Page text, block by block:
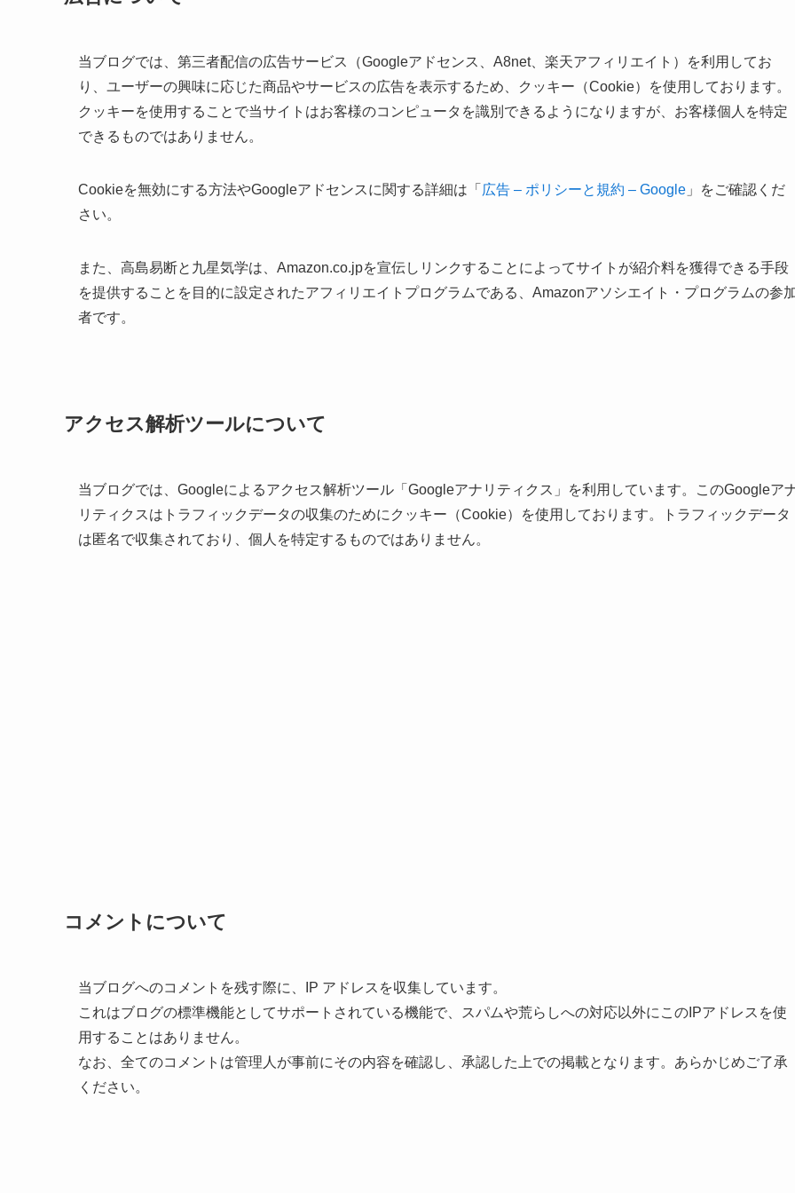
当ブログでは、第三者配信の広告サービス（Googleアドセンス、A8net、楽天アフィリエイト）を利用してお
り、ユーザーの興味に応じた商品やサービスの広告を表示するため、クッキー（Cookie）を使用しております。
クッキーを使用することで当サイトはお客様のコンピュータを識別できるようになりますが、お客様個人を特定
できるものではありません。
Cookieを無効にする方法やGoogleアドセンスに関する詳細は「 広告 – ポリシーと規約 – Google 」をご確認くだ
さい。
また、高島易断と九星気学は、Amazon.co.jpを宣伝しリンクすることによってサイトが紹介料を獲得できる手段
を提供することを目的に設定されたアフィリエイトプログラムである、Amazonアソシエイト・プログラムの参
者です。
アクセス解析ツールについて
当ブログでは、Googleによるアクセス解析ツール「Googleアナリティクス」を利用しています。このGoogleア
リティクスはトラフィックデータの収集のためにクッキー（Cookie）を使用しております。トラフィックデータ
は匿名で収集されており、個人を特定するものではありません。
コメントについて
当ブログへのコメントを残す際に、IP アドレスを収集しています。
これはブログの標準機能としてサポートされている機能で、スパムや荒らしへの対応以外にこのIPアドレスを使
用することはありません。
なお、全てのコメントは管理人が事前にその内容を確認し、承認した上での掲載となります。あらかじめご了承
ください。